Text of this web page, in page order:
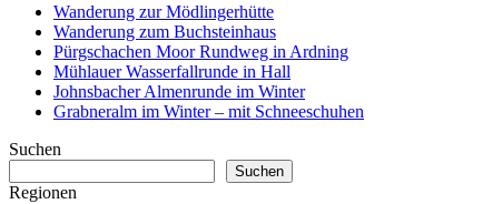
Wanderung zur Mödlingerhütte
Wanderung zum Buchsteinhaus
Pürgschachen Moor Rundweg in Ardning
Mühlauer Wasserfallrunde in Hall
Johnsbacher Almenrunde im Winter
Grabneralm im Winter – mit Schneeschuhen
Suchen
Suchen
Regionen